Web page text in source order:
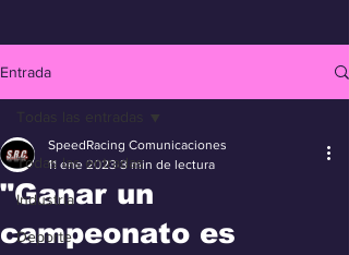
Entrada
Todas las entradas
Industria
Deporte
Todas las entradas
"Ganar un
campeonato es
SpeedRacing Comunicaciones
11 ene 2023 3 min de lectura